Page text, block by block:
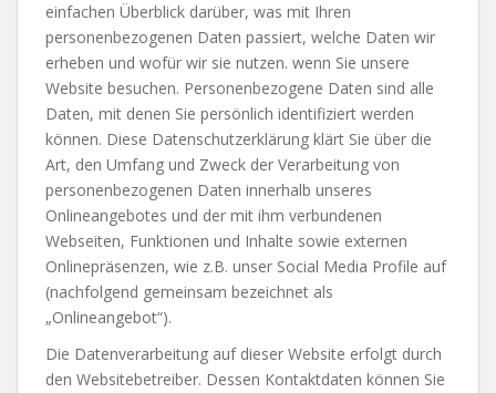
einfachen Überblick darüber, was mit Ihren
personenbezogenen Daten passiert, welche Daten wir
erheben und wofür wir sie nutzen. wenn Sie unsere
Website besuchen. Personenbezogene Daten sind alle
Daten, mit denen Sie persönlich identifiziert werden
können. Diese Datenschutzerklärung klärt Sie über die
Art, den Umfang und Zweck der Verarbeitung von
personenbezogenen Daten innerhalb unseres
Onlineangebotes und der mit ihm verbundenen
Webseiten, Funktionen und Inhalte sowie externen
Onlinepräsenzen, wie z.B. unser Social Media Profile auf
(nachfolgend gemeinsam bezeichnet als
„Onlineangebot“).
Die Datenverarbeitung auf dieser Website erfolgt durch
den Websitebetreiber. Dessen Kontaktdaten können Sie